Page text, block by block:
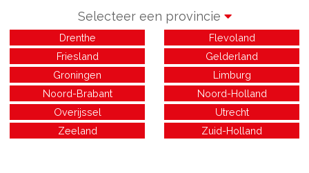
Selecteer een provincie
Drenthe
Flevoland
Friesland
Gelderland
Groningen
Limburg
Noord-Brabant
Noord-Holland
Overijssel
Utrecht
Zeeland
Zuid-Holland